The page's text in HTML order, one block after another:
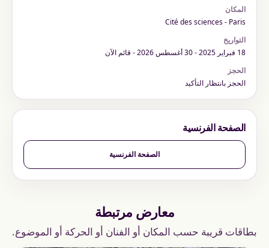
المكان
Cité des sciences - Paris
التواريخ
18 فبراير 2025 - 30 أغسطس 2026 - قائم الآن
الحجز
الحجز بانتظار التأكيد
الصفحة الفرنسية
الصفحة الفرنسية
معارض مرتبطة
بطاقات قريبة حسب المكان أو الفنان أو الحركة أو الموضوع.